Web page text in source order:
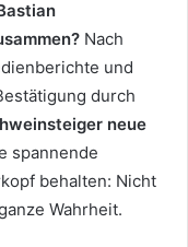
Nach
und
durch
neue
spannende
behalten: Nicht
Wahrheit.